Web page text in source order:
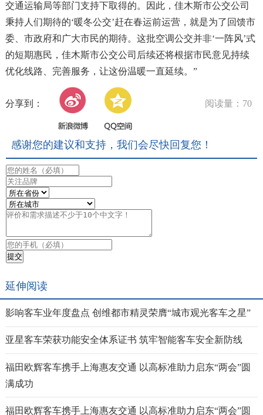
交通运输局等部门支持下取得的。因此，佳木斯市公交公司
秉持人们期待的‘暖冬公交’赶在春运前运营，就是为了回馈市
委、市政府和广大市民的期待。这批空调公交并非‘一阵风’式
的短期惠民，佳木斯市公交公司后续还将根据市民意见持续
优化线路、完善服务，让这份温暖一直延续。”
分享到： 阅读量：70
感谢您的建议和支持，我们会尽快回复您！
延伸阅读
影响客车业年度盘点 创维都市精灵荣膺“城市观光客车之星”
亚星客车荣获功能安全体系证书 筑牢智能客车安全新防线
福田欧辉客车携手上海惠友交通 以高标准助力启东“两会”圆
满成功
福田欧辉客车携手上海惠友交通 以高标准助力启东“两会”圆